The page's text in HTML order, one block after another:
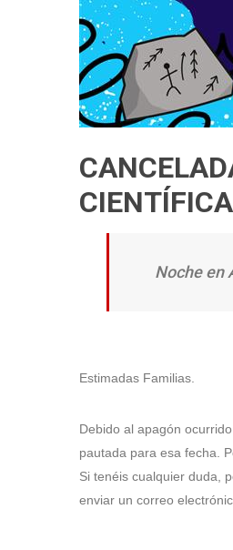
Noche en
Estimadas Familias.
Debido al apagón
pautada para esa fecha.
Si tenéis cualquier duda,
enviar un correo